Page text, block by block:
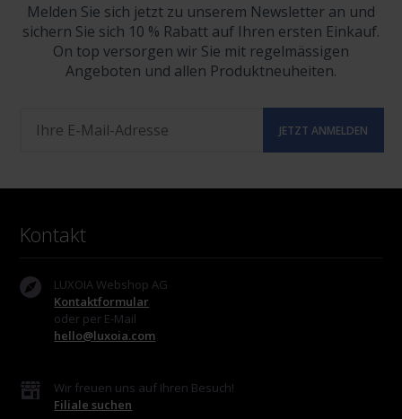
Melden Sie sich jetzt zu unserem Newsletter an und
sichern Sie sich 10 % Rabatt auf Ihren ersten Einkauf.
On top versorgen wir Sie mit regelmässigen
Angeboten und allen Produktneuheiten.
Kontakt
LUXOIA Webshop AG
Kontaktformular
oder per E-Mail
hello@luxoia.com
Wir freuen uns auf Ihren Besuch!
Filiale suchen